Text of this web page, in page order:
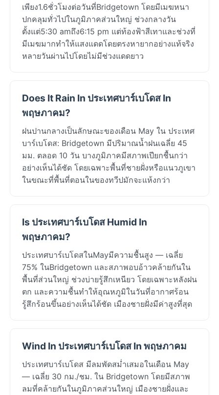
เพียง1.6ชั่วโมงต่อวันที่Bridgetown โดยมีเมฆหนา
ปกคลุมทั่วไปในภูมิภาคส่วนใหญ่ ช่วงกลางวัน
ตั้งแต่5:30 amถึง6:15 pm แต่ท้องฟ้าสีเทาและช่วงที่
มีเมฆมากทำให้แสงแดดโดยตรงหายากอย่างแท้จริง
หลายวันผ่านไปโดยไม่มีช่วงแดดยาว
Does It Rain In ประเทศบาร์เบโดส In
พฤษภาคม?
ฝนปานกลางเป็นลักษณะของเดือน May ใน ประเทศ
บาร์เบโดส: Bridgetown มีปริมาณน้ำฝนเฉลี่ย 45
มม. ตลอด 10 วัน บางภูมิภาคมีสภาพเปียกชื้นกว่า
อย่างเห็นได้ชัด โดยเฉพาะพื้นที่ชายฝั่งหรือแนวภูเขา
ในขณะที่พื้นที่ตอนในของทวีปมักจะแห้งกว่า
Is ประเทศบาร์เบโดส Humid In
พฤษภาคม?
ประเทศบาร์เบโดสในMayมีความชื้นสูง — เฉลี่ย
75% ในBridgetown และสภาพอบอ้าวคล้ายกันใน
พื้นที่ส่วนใหญ่ ช่วงบ่ายรู้สึกเหนียว โดยเฉพาะหลังฝน
ตก และความชื้นทำให้อุณหภูมิในวันที่อากาศร้อน
รู้สึกร้อนขึ้นอย่างเห็นได้ชัด เมืองชายฝั่งมีค่าสูงที่สุด
Wind In ประเทศบาร์เบโดส In พฤษภาคม
ประเทศบาร์เบโดส มีลมพัดสม่ำเสมอในเดือน May
— เฉลี่ย 30 กม./ชม. ใน Bridgetown โดยมีสภาพ
ลมที่คล้ายกันในภูมิภาคส่วนใหญ่ เมืองชายฝั่งและ